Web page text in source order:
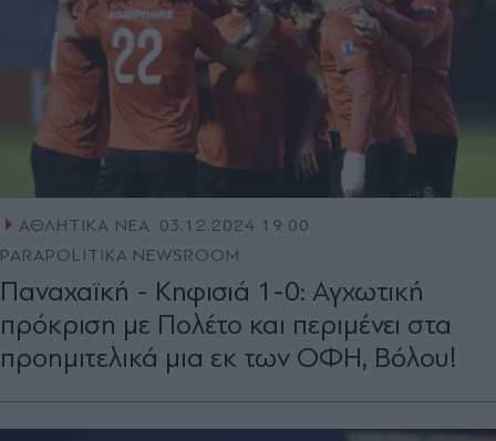
ΑΘΛΗΤΙΚΑ ΝΕΑ 03.12.2024 19:00
PARAPOLITIKA NEWSROOM
Παναχαϊκή - Κηφισιά 1-0: Αγχωτική
πρόκριση με Πολέτο και περιμένει στα
προημιτελικά μια εκ των ΟΦΗ, Βόλου!